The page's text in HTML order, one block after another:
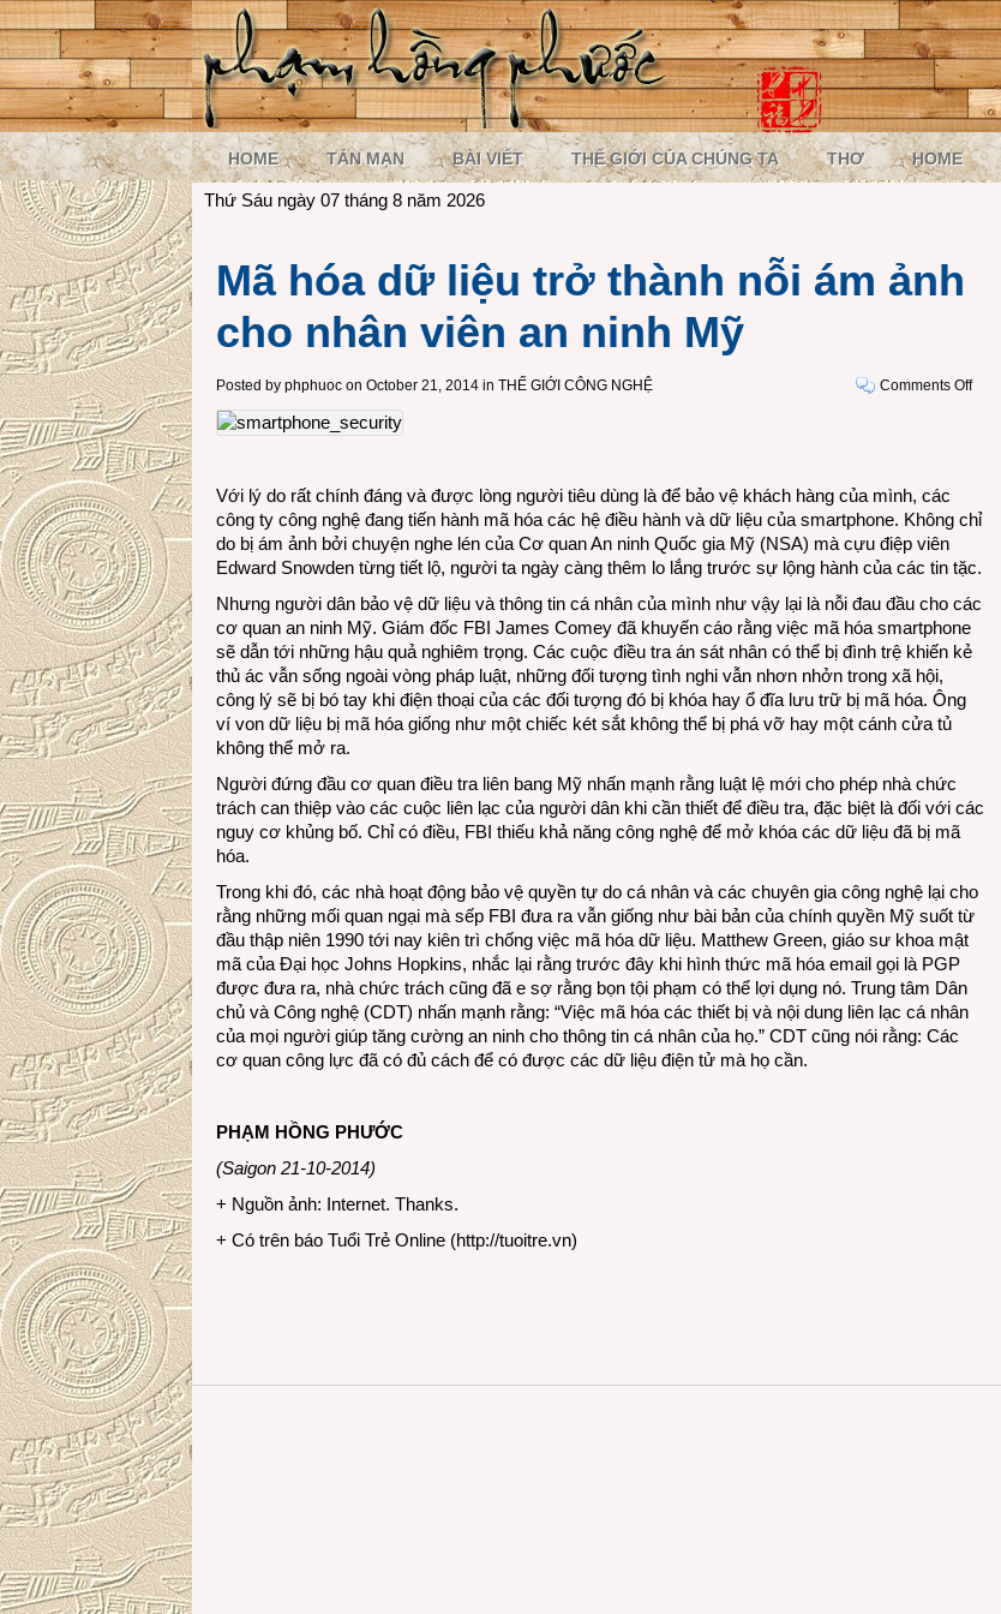
HOME TẢN MẠN BÀI VIẾT THẾ GIỚI CỦA CHÚNG TA THƠ HOME
Thứ Sáu ngày 07 tháng 8 năm 2026
Mã hóa dữ liệu trở thành nỗi ám ảnh
cho nhân viên an ninh Mỹ
Posted by phphuoc on October 21, 2014 in THẾ GIỚI CÔNG NGHỆ Comments Offon
thành
ám
ảnh
nhân
Với lý do rất chính đáng và được lòng người tiêu dùng là để bảo vệ khách hàng của mình, các
công ty công nghệ đang tiến hành mã hóa các hệ điều hành và dữ liệu của smartphone. Không chỉ
do bị ám ảnh bởi chuyện nghe lén của Cơ quan An ninh Quốc gia Mỹ (NSA) mà cựu điệp viên
Edward Snowden từng tiết lộ, người ta ngày càng thêm lo lắng trước sự lộng hành của các tin tặc.
Nhưng người dân bảo vệ dữ liệu và thông tin cá nhân của mình như vậy lại là nỗi đau đầu cho các
cơ quan an ninh Mỹ. Giám đốc FBI James Comey đã khuyến cáo rằng việc mã hóa smartphone
sẽ dẫn tới những hậu quả nghiêm trọng. Các cuộc điều tra án sát nhân có thể bị đình trệ khiến kẻ
thủ ác vẫn sống ngoài vòng pháp luật, những đối tượng tình nghi vẫn nhơn nhởn trong xã hội,
công lý sẽ bị bó tay khi điện thoại của các đối tượng đó bị khóa hay ổ đĩa lưu trữ bị mã hóa. Ông
ví von dữ liệu bị mã hóa giống như một chiếc két sắt không thể bị phá vỡ hay một cánh cửa tủ
không thể mở ra.
Người đứng đầu cơ quan điều tra liên bang Mỹ nhấn mạnh rằng luật lệ mới cho phép nhà chức
trách can thiệp vào các cuộc liên lạc của người dân khi cần thiết để điều tra, đặc biệt là đối với các
nguy cơ khủng bố. Chỉ có điều, FBI thiếu khả năng công nghệ để mở khóa các dữ liệu đã bị mã
hóa.
Trong khi đó, các nhà hoạt động bảo vệ quyền tự do cá nhân và các chuyên gia công nghệ lại cho
rằng những mối quan ngại mà sếp FBI đưa ra vẫn giống như bài bản của chính quyền Mỹ suốt từ
đầu thập niên 1990 tới nay kiên trì chống việc mã hóa dữ liệu. Matthew Green, giáo sư khoa mật
mã của Đại học Johns Hopkins, nhắc lại rằng trước đây khi hình thức mã hóa email gọi là PGP
được đưa ra, nhà chức trách cũng đã e sợ rằng bọn tội phạm có thể lợi dụng nó. Trung tâm Dân
chủ và Công nghệ (CDT) nhấn mạnh rằng: “Việc mã hóa các thiết bị và nội dung liên lạc cá nhân
của mọi người giúp tăng cường an ninh cho thông tin cá nhân của họ.” CDT cũng nói rằng: Các
cơ quan công lực đã có đủ cách để có được các dữ liệu điện tử mà họ cần.
PHẠM HỒNG PHƯỚC
(Saigon 21-10-2014)
+ Nguồn ảnh: Internet. Thanks.
+ Có trên báo Tuổi Trẻ Online (http://tuoitre.vn)